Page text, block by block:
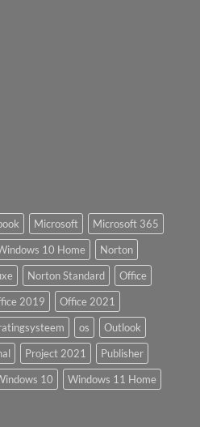
Microsoft
Microsoft 365
10 Home
Norton
Norton Standard
Office
2019
Office 2021
os
Outlook
Project 2021
Publisher
10
Windows 11 Home